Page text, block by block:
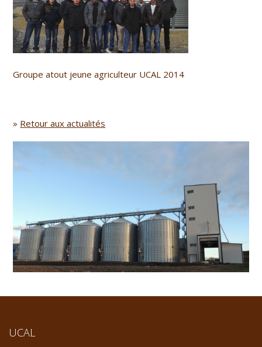
Groupe atout jeune agriculteur UCAL 2014
» Retour aux actualités
UCAL